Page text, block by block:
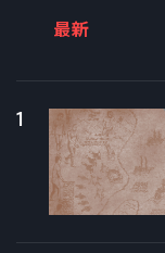
最新
1